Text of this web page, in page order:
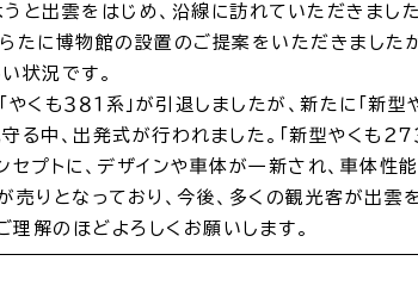
す
届出・手続・申請
と出雲をはじめ、沿線に訪れていただきました
たに博物館の設置のご提案をいただきました
状況です。
やくも３８１系」が引退しましたが、新たに「新
る中、出発式が行われました。「新型やくも２
セプトに、デザインや車体が一新され、車体
売りとなっており、今後、多くの観光客が出雲
理解のほどよろしくお願いします。